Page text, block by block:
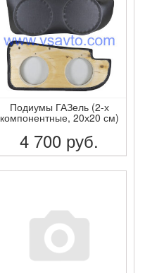
Подиумы ГАЗель (2-х
компонентные, 20х20 см)
4 700 руб.
ПОДРОБНЕЕ